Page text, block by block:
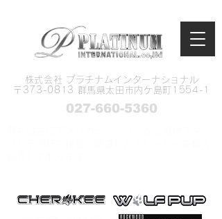
株式会社 プラチナムインターナショナル
​〒373-0813 群馬県太田市内ケ島町1554-1
027-660-5360